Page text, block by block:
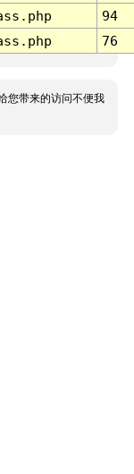
94
76
您带来的访问不便我